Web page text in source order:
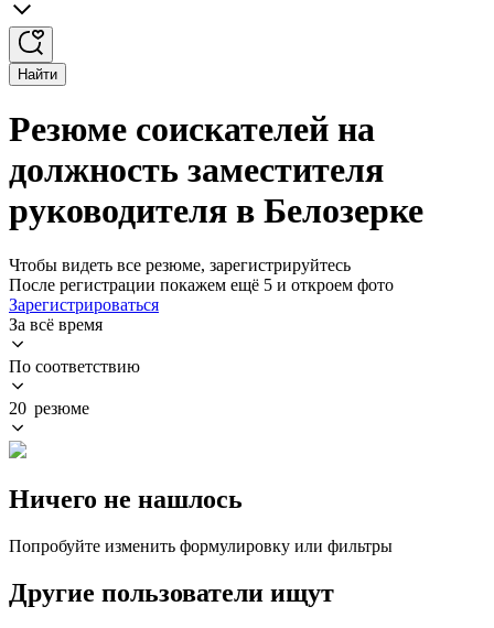
Найти
Резюме соискателей на
должность заместителя
руководителя в Белозерке
Чтобы видеть все резюме, зарегистрируйтесь
После регистрации покажем ещё 5 и откроем фото
Зарегистрироваться
За всё время
По соответствию
20 резюме
Ничего не нашлось
Попробуйте изменить формулировку или фильтры
Другие пользователи ищут